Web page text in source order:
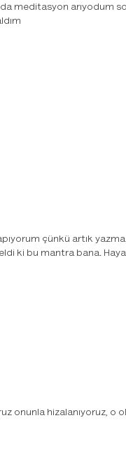
meditasyon arıyodum
çünkü artık
ki bu mantra bana.
onunla hizalanıyoruz,